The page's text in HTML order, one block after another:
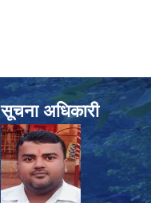
सूचना अधिकारी